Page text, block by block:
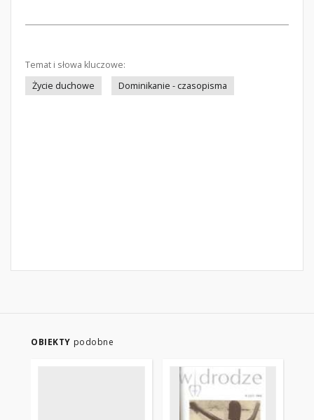
Temat i słowa kluczowe:
Życie duchowe
Dominikanie - czasopisma
OBIEKTY podobne